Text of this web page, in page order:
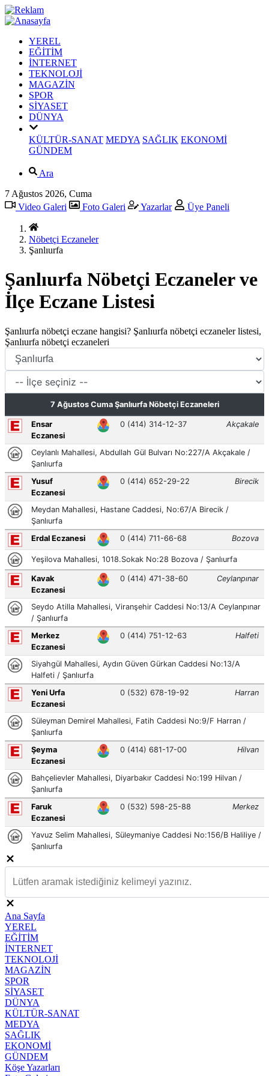
YEREL
EĞİTİM
İNTERNET
TEKNOLOJİ
MAGAZİN
SPOR
SİYASET
DÜNYA
KÜLTÜR-SANAT MEDYA SAĞLIK EKONOMİ
GÜNDEM
Ara
7 Ağustos 2026, Cuma
Video Galeri
Foto Galeri Yazarlar Üye Paneli
Nöbetçi Eczaneler
Şanlıurfa
Şanlıurfa Nöbetçi Eczaneler ve
İlçe Eczane Listesi
Şanlıurfa nöbetçi eczane hangisi? Şanlıurfa nöbetçi eczaneler listesi,
Şanlıurfa nöbetçi eczaneleri
Ana Sayfa
YEREL
EĞİTİM
İNTERNET
TEKNOLOJİ
MAGAZİN
SPOR
SİYASET
DÜNYA
KÜLTÜR-SANAT
MEDYA
SAĞLIK
EKONOMİ
GÜNDEM
Köşe Yazarları